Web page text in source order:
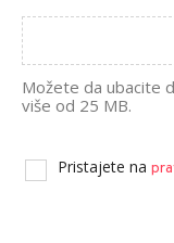
Možete da ubacite
više od 25 MB.
Pristajete na